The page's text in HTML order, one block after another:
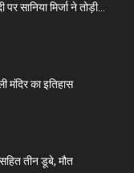
सानिया मिर्जा ने तोड़ी...
मंदिर का इतिहास
तीन डूबे, मौत